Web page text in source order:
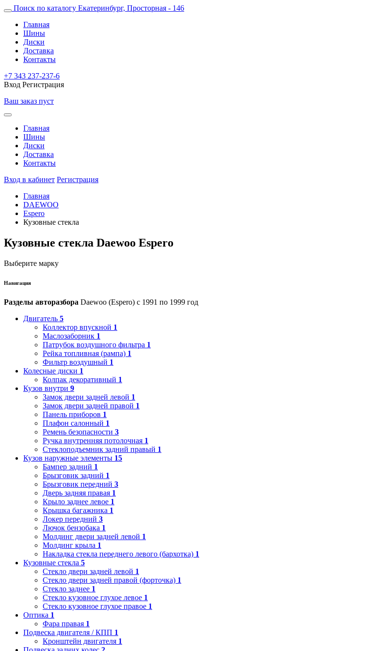
Поиск по каталогу Екатеринбург, Просторная - 146
Главная
Шины
Диски
Доставка
Контакты
+7 343 237-237-6
Вход Регистрация
Ваш заказ пуст
Главная
Шины
Диски
Доставка
Контакты
Вход в кабинет Регистрация
Главная
DAEWOO
Espero
Кузовные стекла
Кузовные стекла Daewoo Espero
Выберите марку
Навигация
Разделы авторазбора Daewoo (Espero) с 1991 по 1999 год
Двигатель 5
Коллектор впускной 1
Маслозаборник 1
Патрубок воздушного фильтра 1
Рейка топливная (рампа) 1
Фильтр воздушный 1
Колесные диски 1
Колпак декоративный 1
Кузов внутри 9
Замок двери задней левой 1
Замок двери задней правой 1
Панель приборов 1
Плафон салонный 1
Ремень безопасности 3
Ручка внутренняя потолочная 1
Стеклоподъемник задний правый 1
Кузов наружные элементы 15
Бампер задний 1
Брызговик задний 1
Брызговик передний 3
Дверь задняя правая 1
Крыло заднее левое 1
Крышка багажника 1
Локер передний 3
Лючок бензобака 1
Молдинг двери задней левой 1
Молдинг крыла 1
Накладка стекла переднего левого (бархотка) 1
Кузовные стекла 5
Стекло двери задней левой 1
Стекло двери задней правой (форточка) 1
Стекло заднее 1
Стекло кузовное глухое левое 1
Стекло кузовное глухое правое 1
Оптика 1
Фара правая 1
Подвеска двигателя / КПП 1
Кронштейн двигателя 1